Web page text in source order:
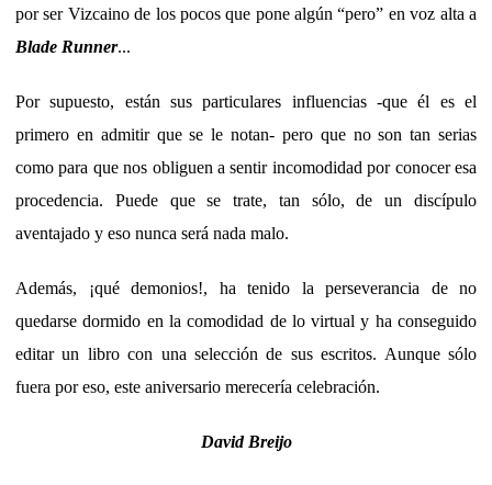
por ser Vizcaino de los pocos que pone algún “pero” en voz alta a
Blade Runner...
Por supuesto, están sus particulares influencias -que él es el
primero en admitir que se le notan- pero que no son tan serias
como para que nos obliguen a sentir incomodidad por conocer esa
procedencia. Puede que se trate, tan sólo, de un discípulo
aventajado y eso nunca será nada malo.
Además, ¡qué demonios!, ha tenido la perseverancia de no
quedarse dormido en la comodidad de lo virtual y ha conseguido
editar un libro con una selección de sus escritos. Aunque sólo
fuera por eso, este aniversario merecería celebración.
David Breijo